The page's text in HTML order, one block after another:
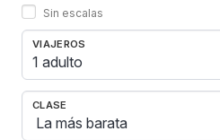
Sin escalas
VIAJEROS
1 adulto
CLASE